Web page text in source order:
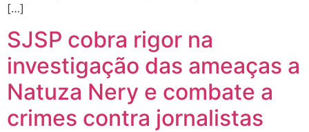
[…]
SJSP cobra rigor na
investigação das ameaças a
Natuza Nery e combate a
crimes contra jornalistas